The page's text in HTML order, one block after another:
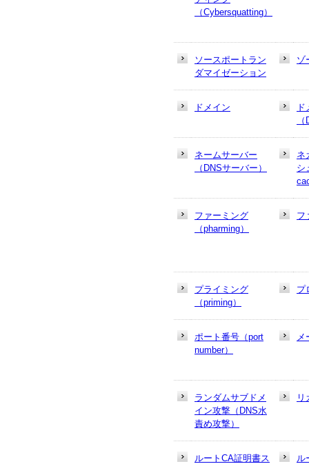
（Cybersquatting）
ソースポートラン
ダマイゼーション
ゾ
ドメイン
ネームサーバー
（DNSサーバー）
ネ
シ
ファーミング
（pharming）
フ
プライミング
（priming）
プ
ポート番号（port
number）
メ
ランダムサブドメ
イン攻撃（DNS水
責め攻撃）
リ
ルートCA証明書ス
ル